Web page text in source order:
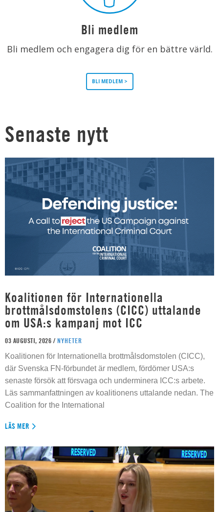
Bli medlem
Bli medlem och engagera dig för en bättre värld.
BLI MEDLEM >
Senaste nytt
Koalitionen för Internationella
brottmålsdomstolens (CICC) uttalande
om USA:s kampanj mot ICC
03 AUGUSTI, 2026 / NYHETER
Koalitionen för Internationella brottmålsdomstolen (CICC),
där Svenska FN-förbundet är medlem, fördömer USA:s
senaste försök att försvaga och underminera ICC:s arbete.
Läs sammanfattningen av koalitionens uttalande nedan. The
Coalition for the International
LÄS MER